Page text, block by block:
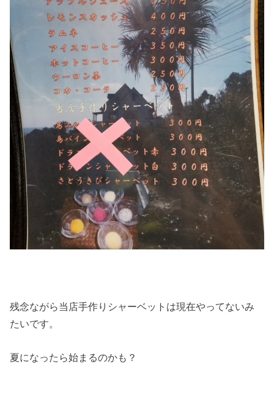
残念ながら当店手作りシャーベットは現在やってないみ
たいです。
夏になったら始まるのかも？